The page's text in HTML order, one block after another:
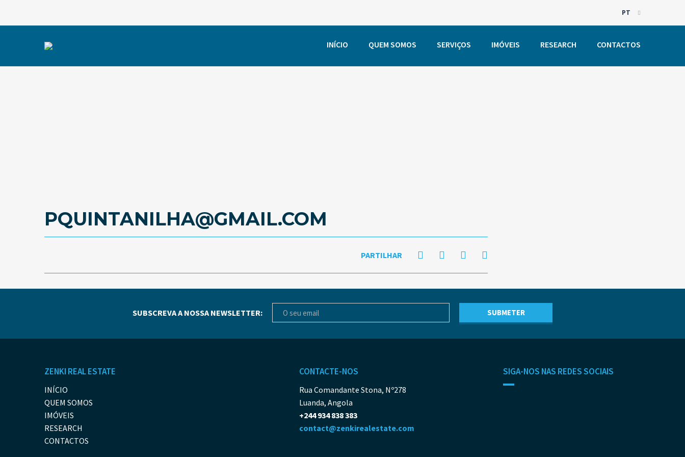
PT
PT
INÍCIO QUEM SOMOS SERVIÇOS IMÓVEIS RESEARCH CONTACTOS
PQUINTANILHA@GMAIL.COM
PARTILHAR
SUBSCREVA A NOSSA NEWSLETTER:
ZENKI REAL ESTATE
INÍCIO
QUEM SOMOS
IMÓVEIS
RESEARCH
CONTACTOS
CONTACTE-NOS
Rua Comandante Stona, Nº278
Luanda, Angola
+244 934 838 383
contact@zenkirealestate.com
SIGA-NOS NAS REDES SOCIAIS